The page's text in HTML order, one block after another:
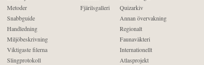
Metoder
Snabbguide
Handledning
Miljöbeskrivning
Viktigaste filerna
Slingprotokoll
Fjärilsgalleri
Quizarkiv
Annan övervakning
Regionalt
Faunaväkteri
Internationellt
Atlasprojekt